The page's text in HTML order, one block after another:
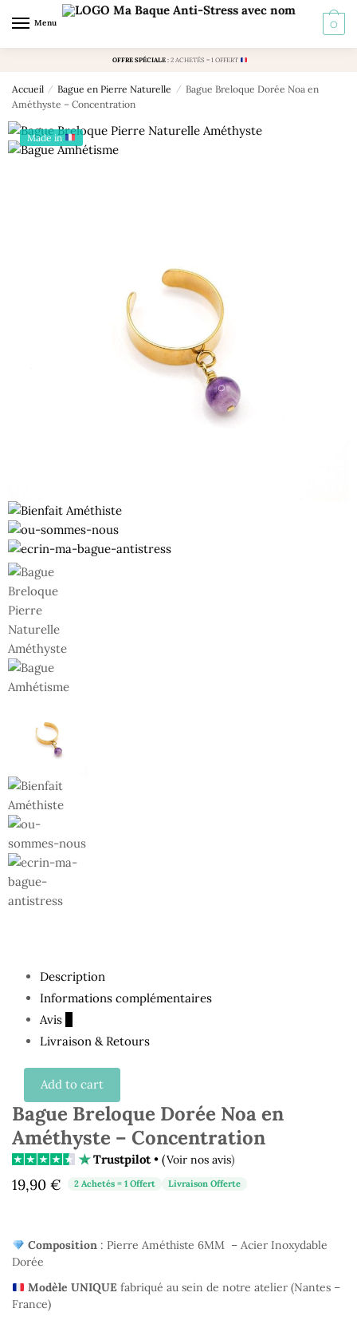
navigation
content
Menu 0
OFFRE SPÉCIALE:2 ACHETÉS = 1 OFFERT
Accueil / Bague en Pierre Naturelle / Bague Breloque Dorée Noa en
Améthyste – Concentration
Made in
Description
Informations complémentaires
Avis
Livraison & Retours
Add to cart
Bague Breloque Dorée Noa en
Améthyste – Concentration
Trustpilot• (Voir nos avis)
19,90 € 2 Achetés = 1 Offert Livraison Offerte
Composition: Pierre Améthiste 6MM – Acier Inoxydable
Dorée
Modèle UNIQUE fabriqué au sein de notre atelier (Nantes –
France)